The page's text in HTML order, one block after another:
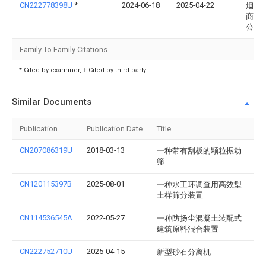
CN222778398U * 2024-06-18 2025-04-22
烟台
商贸
公司
Family To Family Citations
* Cited by examiner, † Cited by third party
Similar Documents
Publication Publication Date Title
CN207086319U 2018-03-13
一种带有刮板的颗粒振动
筛
CN120115397B 2025-08-01
一种水工环调查用高效型
土样筛分装置
CN114536545A 2022-05-27
一种防扬尘混凝土装配式
建筑原料混合装置
CN222752710U 2025-04-15 新型砂石分离机